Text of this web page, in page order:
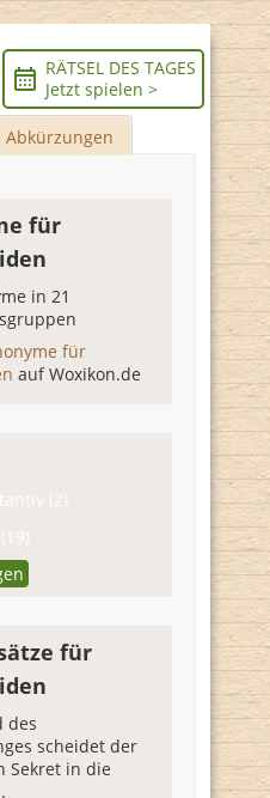
RÄTSEL DES TAGES
Jetzt spielen >
Abkürzungen
für
in 21
für
auf Woxikon.de
(2)
für
des
scheidet der
Sekret in die